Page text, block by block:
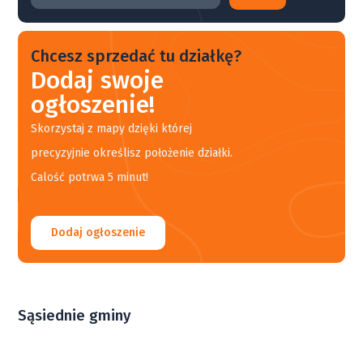
Chcesz sprzedać tu działkę?
Dodaj swoje
ogłoszenie!
Skorzystaj z mapy dzięki której
precyzyjnie określisz położenie działki.
Calość potrwa 5 minut!
Dodaj ogłoszenie
Sąsiednie gminy